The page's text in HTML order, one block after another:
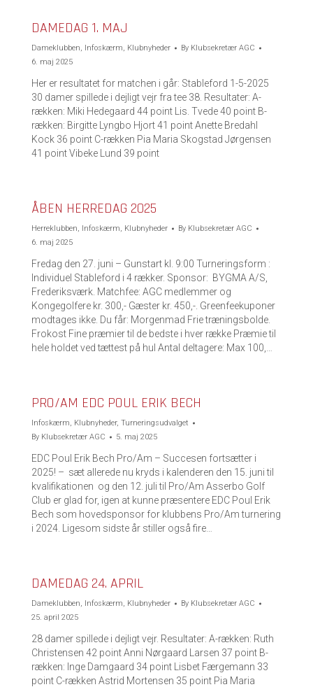
DAMEDAG 1. MAJ
Dameklubben, Infoskærm, Klubnyheder By Klubsekretær AGC
6. maj 2025
Her er resultatet for matchen i går: Stableford 1-5-2025
30 damer spillede i dejligt vejr fra tee 38. Resultater: A-
rækken: Miki Hedegaard 44 point Lis. Tvede 40 point B-
rækken: Birgitte Lyngbo Hjort 41 point Anette Bredahl
Kock 36 point C-rækken Pia Maria Skogstad Jørgensen
41 point Vibeke Lund 39 point
ÅBEN HERREDAG 2025
Herreklubben, Infoskærm, Klubnyheder By Klubsekretær AGC
6. maj 2025
Fredag den 27. juni – Gunstart kl. 9:00 Turneringsform :
Individuel Stableford i 4 rækker. Sponsor: BYGMA A/S,
Frederiksværk. Matchfee: AGC medlemmer og
Kongegolfere kr. 300,- Gæster kr. 450,-. Greenfeekuponer
modtages ikke. Du får: Morgenmad Frie træningsbolde.
Frokost Fine præmier til de bedste i hver række Præmie til
hele holdet ved tættest på hul Antal deltagere: Max 100,…
PRO/AM EDC POUL ERIK BECH
Infoskærm, Klubnyheder, Turneringsudvalget
By Klubsekretær AGC 5. maj 2025
EDC Poul Erik Bech Pro/Am – Succesen fortsætter i
2025! – sæt allerede nu kryds i kalenderen den 15. juni til
kvalifikationen og den 12. juli til Pro/Am Asserbo Golf
Club er glad for, igen at kunne præsentere EDC Poul Erik
Bech som hovedsponsor for klubbens Pro/Am turnering
i 2024. Ligesom sidste år stiller også fire…
DAMEDAG 24. APRIL
Dameklubben, Infoskærm, Klubnyheder By Klubsekretær AGC
25. april 2025
28 damer spillede i dejligt vejr. Resultater: A-rækken: Ruth
Christensen 42 point Anni Nørgaard Larsen 37 point B-
rækken: Inge Damgaard 34 point Lisbet Færgemann 33
point C-rækken Astrid Mortensen 35 point Pia Maria